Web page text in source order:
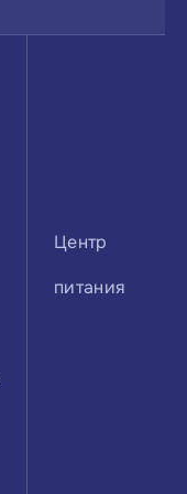
Центр
питания